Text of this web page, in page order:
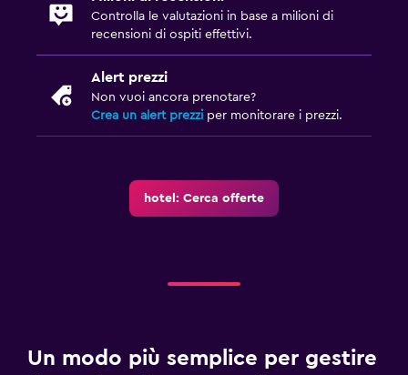
Centro fitness
Controlla le valutazioni in base a milioni di
recensioni di ospiti effettivi.
Alert prezzi
Non vuoi ancora prenotare?
Crea un alert prezzi per monitorare i prezzi.
hotel: Cerca offerte
Un modo più semplice per gestire